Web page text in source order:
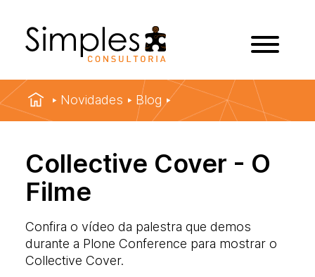
Novidades Blog
Collective Cover - O
Filme
Confira o vídeo da palestra que demos
durante a Plone Conference para mostrar o
Collective Cover.